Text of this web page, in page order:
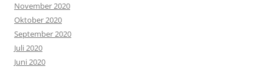
November 2020
Oktober 2020
September 2020
Juli 2020
Juni 2020